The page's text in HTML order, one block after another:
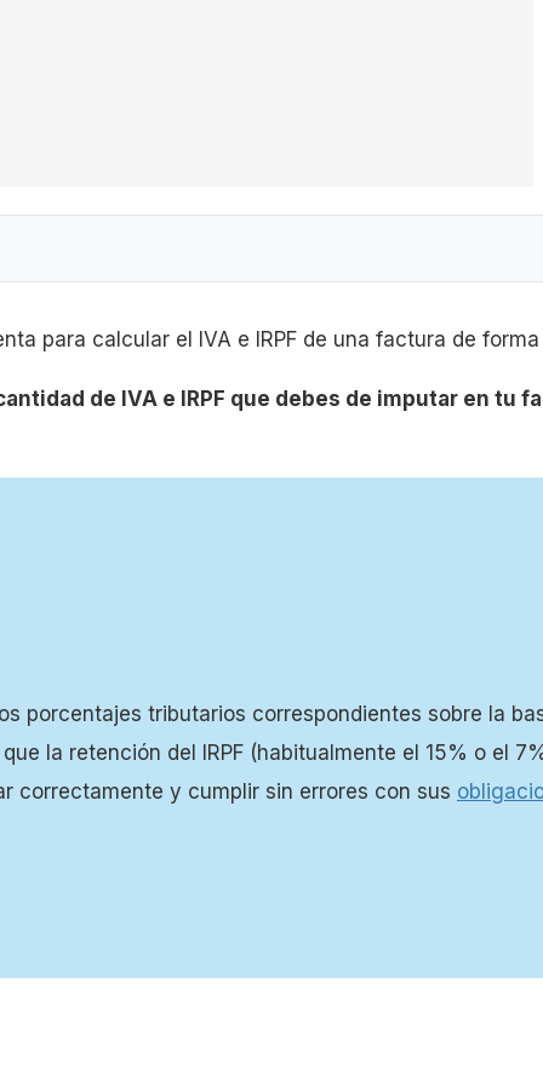
para calcular el IVA e IRPF de una factura de
de IVA e IRPF que debes de imputar en tu
porcentajes tributarios correspondientes sobre la
la retención del IRPF (habitualmente el 15% o el
correctamente y cumplir sin errores con sus